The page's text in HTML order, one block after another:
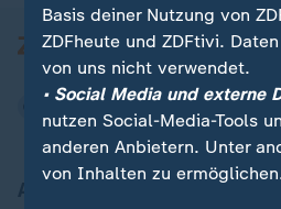
Basis deiner Nutzung von
ZDFheute und ZDFtivi.
von uns nicht verwendet.
• Social Media und externe
nutzen Social-Media-Tools
anderen Anbietern. Unter
von Inhalten zu